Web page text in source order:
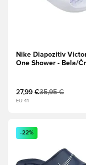
Nike Diapozitiv
One Shower - Bela/
27,99 €35,95 €
EU 41
Odpre Modal za
-22%